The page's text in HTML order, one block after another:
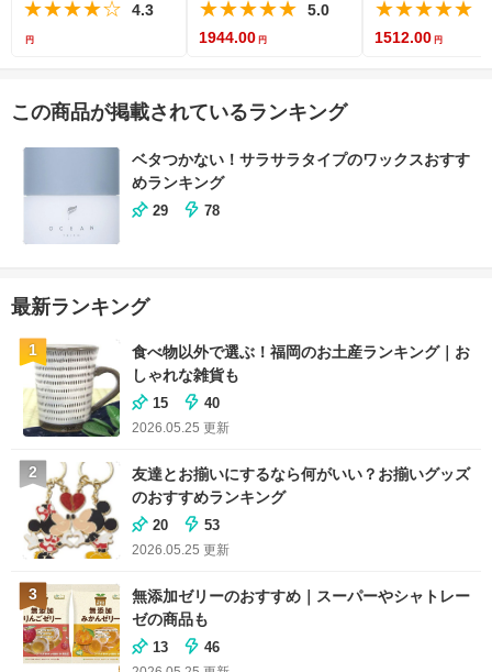
★★★★☆ 4.3 ★★★★★
5.0
1944.00
★★★★★
1512.00
この商品が掲載されているランキング
ベタつかない！サラサラタイプのワックスおすす
めランキング
29 78
最新ランキング
1
食べ物以外で選ぶ！福岡のお土産ランキング｜お
しゃれな雑貨も
15 40
2026.05.25 更新
2
友達とお揃いにするなら何がいい？お揃いグッズ
のおすすめランキング
20 53
2026.05.25 更新
3
無添加ゼリーのおすすめ｜スーパーやシャトレー
ゼの商品も
13 46